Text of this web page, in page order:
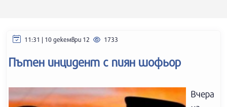
11:31 | 10 декември 12 1733
Пътен инцидент с пиян шофьор
Вчера